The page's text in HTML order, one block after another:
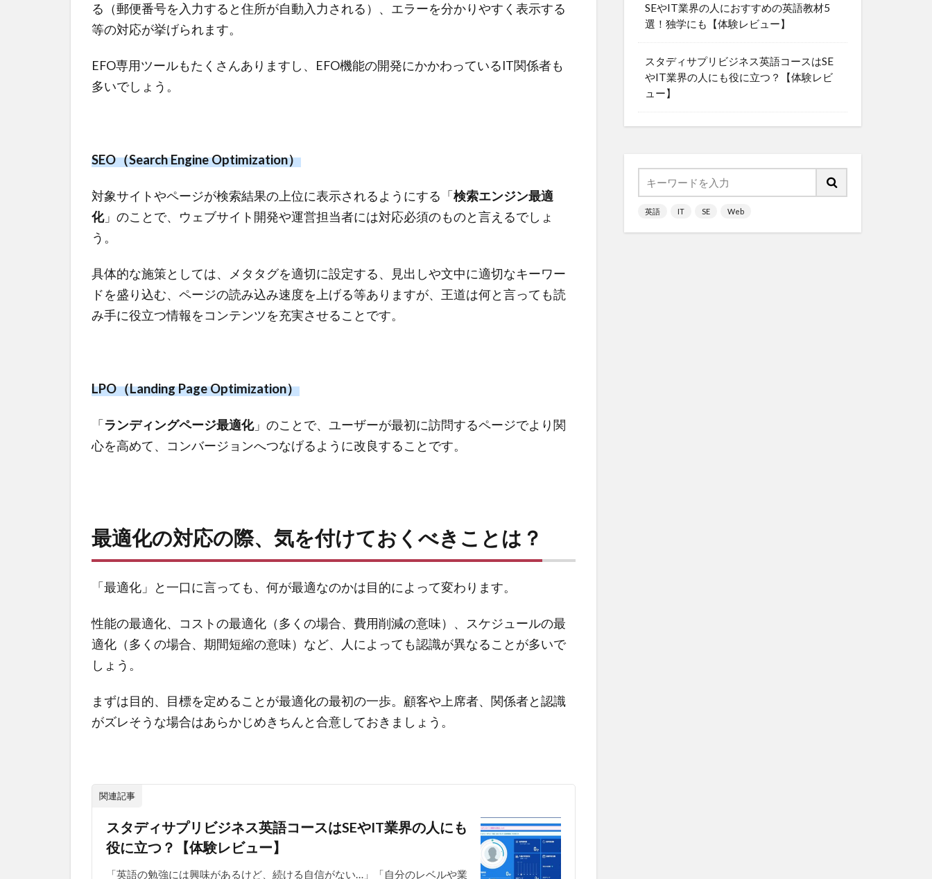
る（郵便番号を入力すると住所が自動入力される）、エラーを分かりやすく表示する
等の対応が挙げられます。
EFO専用ツールもたくさんありますし、EFO機能の開発にかかわっているIT関係者も
多いでしょう。
SEO（Search Engine Optimization）
対象サイトやページが検索結果の上位に表示されるようにする「 検索エンジン最適
化」のことで、 ウェブサイト開発や運営担当者には対応必須のものと言えるでしょ
う。
具体的な施策としては、メタタグを適切に設定する、見出しや文中に適切なキーワー
ドを盛り込む、ページの読み込み速度を上げる等ありますが、王道は何と言っても読
み手に役立つ情報をコンテンツを充実させることです。
LPO（Landing Page Optimization）
「 ランディングページ最適化」のことで、ユーザーが最初に訪問するページでより関
心を高めて、コンバージョンへつなげるように改良することです。
最適化の対応の際、気を付けておくべきことは？
「最適化」と一口に言っても、何が最適なのかは目的によって変わります。
性能の最適化、コストの最適化（多くの場合、費用削減の意味）、スケジュールの最
適化（多くの場合、期間短縮の意味）など、人によっても認識が異なることが多いで
しょう。
まずは目的、目標を定めることが最適化の最初の一歩。顧客や上席者、関係者と認識
がズレそうな場合はあらかじめきちんと合意しておきましょう。
関連記事
スタディサプリビジネス英語コースはSEやIT業界の人にも
役に立つ？【体験レビュー】
「英語の勉強には興味があるけど、続ける自信がない…」「自分のレベルや業
SEやIT業界の人におすすめの英語教材5
選！独学にも【体験レビュー】
スタディサプリビジネス英語コースはSE
やIT業界の人にも役に立つ？【体験レビ
ュー】
英語 IT SE Web